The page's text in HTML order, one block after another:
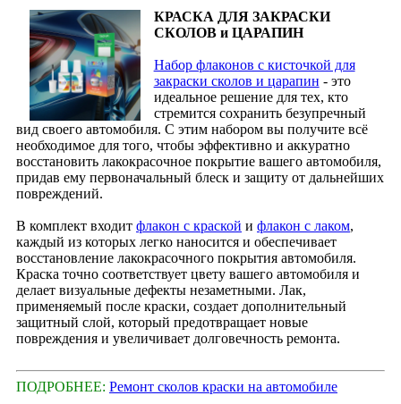
КРАСКА ДЛЯ ЗАКРАСКИ
СКОЛОВ и ЦАРАПИН
Набор флаконов с кисточкой для
закраски сколов и царапин - это
идеальное решение для тех, кто
стремится сохранить безупречный
вид своего автомобиля. С этим набором вы получите всё
необходимое для того, чтобы эффективно и аккуратно
восстановить лакокрасочное покрытие вашего автомобиля,
придав ему первоначальный блеск и защиту от дальнейших
повреждений.
В комплект входит флакон с краской и флакон с лаком,
каждый из которых легко наносится и обеспечивает
восстановление лакокрасочного покрытия автомобиля.
Краска точно соответствует цвету вашего автомобиля и
делает визуальные дефекты незаметными. Лак,
применяемый после краски, создает дополнительный
защитный слой, который предотвращает новые
повреждения и увеличивает долговечность ремонта.
ПОДРОБНЕЕ: Ремонт сколов краски на автомобиле